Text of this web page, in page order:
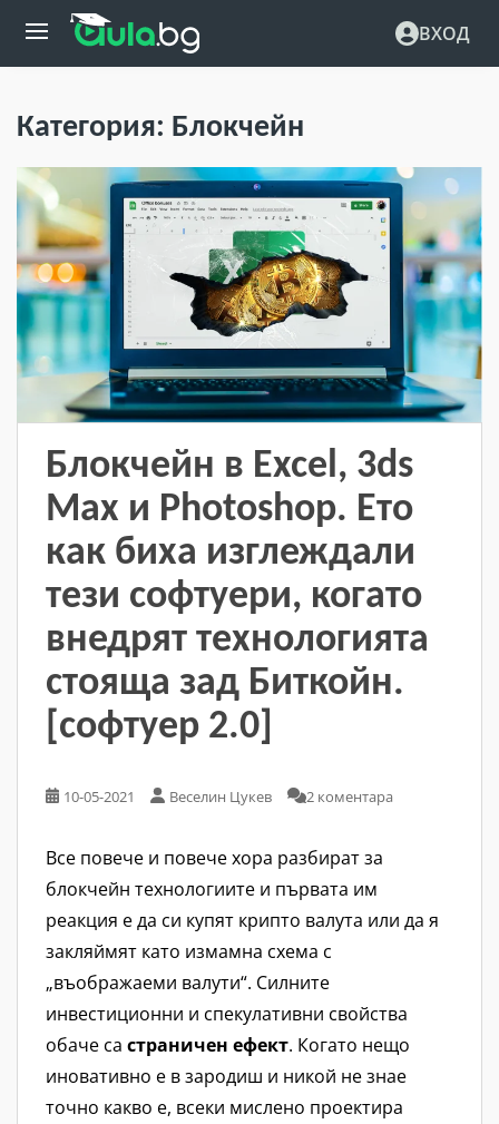
ВХОД
Категория: Блокчейн
Блокчейн в Excel, 3ds
Max и Photoshop. Ето
как биха изглеждали
тези софтуери, когато
внедрят технологията
стояща зад Биткойн.
[софтуер 2.0]
10-05-2021 Веселин Цукев 2 коментара
Все повече и повече хора разбират за
блокчейн технологиите и първата им
реакция е да си купят крипто валута или да я
закляймят като измамна схема с
„въображаеми валути“. Силните
инвестиционни и спекулативни свойства
обаче са страничен ефект. Когато нещо
иновативно е в зародиш и никой не знае
точно какво е, всеки мислено проектира